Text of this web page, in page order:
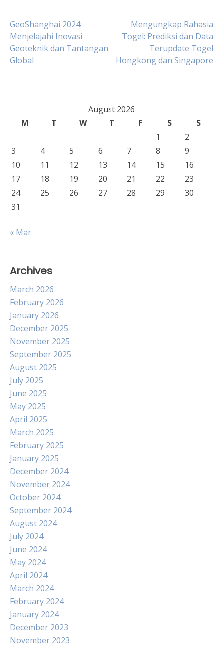
Post
navigation
GeoShanghai 2024:
Menjelajahi Inovasi
Geoteknik dan Tantangan
Global
Mengungkap Rahasia
Togel: Prediksi dan Data
Terupdate Togel
Hongkong dan Singapore
August 2026
M
T W T F S
S
1
2
3
4 5 6 7 8
9
10
11 12 13 14 15
16
17
18 19 20 21 22
23
24
25 26 27 28 29
30
31
« Mar
Archives
March 2026
February 2026
January 2026
December 2025
November 2025
September 2025
August 2025
July 2025
June 2025
May 2025
April 2025
March 2025
February 2025
January 2025
December 2024
November 2024
October 2024
September 2024
August 2024
July 2024
June 2024
May 2024
April 2024
March 2024
February 2024
January 2024
December 2023
November 2023